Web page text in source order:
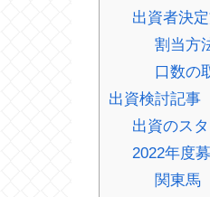
出資者決
割当方
口数の
出資検討記事
出資のス
2022年度
関東馬